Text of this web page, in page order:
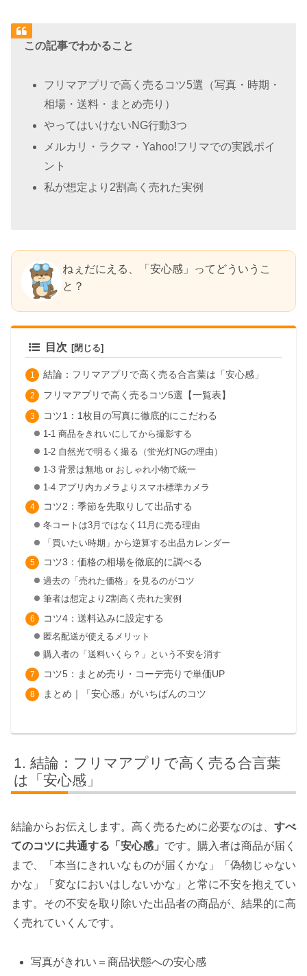
この記事でわかること
フリマアプリで高く売るコツ5選（写真・時期・
相場・送料・まとめ売り）
やってはいけないNG行動3つ
メルカリ・ラクマ・Yahoo!フリマでの実践ポイ
ント
私が想定より2割高く売れた実例
ねぇだにえる、「安心感」ってどういうこ
と？
目次
結論：フリマアプリで高く売る合言葉は「安心感」
フリマアプリで高く売るコツ5選【一覧表】
コツ1：1枚目の写真に徹底的にこだわる
1-1 商品をきれいにしてから撮影する
1-2 自然光で明るく撮る（蛍光灯NGの理由）
1-3 背景は無地 or おしゃれ小物で統一
1-4 アプリ内カメラよりスマホ標準カメラ
コツ2：季節を先取りして出品する
冬コートは3月ではなく11月に売る理由
「買いたい時期」から逆算する出品カレンダー
コツ3：価格の相場を徹底的に調べる
過去の「売れた価格」を見るのがコツ
筆者は想定より2割高く売れた実例
コツ4：送料込みに設定する
匿名配送が使えるメリット
購入者の「送料いくら？」という不安を消す
コツ5：まとめ売り・コーデ売りで単価UP
まとめ｜「安心感」がいちばんのコツ
結論：フリマアプリで高く売る合言葉
は「安心感」
結論からお伝えします。高く売るために必要なのは、 すべ
てのコツに共通する「安心感」 です。購入者は商品が届く
まで、「本当にきれいなものが届くかな」「偽物じゃない
かな」「変なにおいはしないかな」と常に不安を抱えてい
ます。その不安を取り除いた出品者の商品が、結果的に高
く売れていくんです。
写真がきれい＝商品状態への安心感